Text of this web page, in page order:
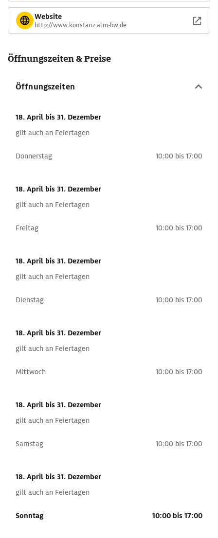
Website
http://www.konstanz.alm-bw.de
Öffnungszeiten & Preise
Öffnungszeiten
18. April bis 31. Dezember
gilt auch an Feiertagen
Donnerstag 10:00 bis 17:00
18. April bis 31. Dezember
gilt auch an Feiertagen
Freitag 10:00 bis 17:00
18. April bis 31. Dezember
gilt auch an Feiertagen
Dienstag 10:00 bis 17:00
18. April bis 31. Dezember
gilt auch an Feiertagen
Mittwoch 10:00 bis 17:00
18. April bis 31. Dezember
gilt auch an Feiertagen
Samstag 10:00 bis 17:00
18. April bis 31. Dezember
gilt auch an Feiertagen
Sonntag 10:00 bis 17:00